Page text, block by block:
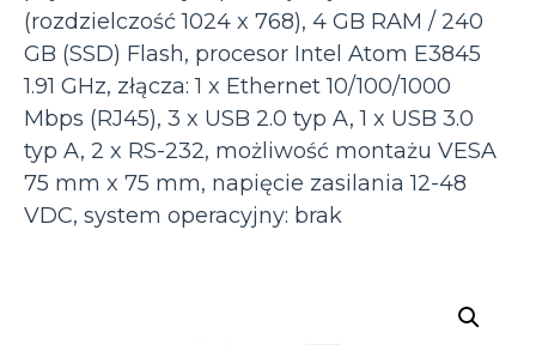
(rozdzielczość 1024 x 768), 4 GB RAM / 240
GB (SSD) Flash, procesor Intel Atom E3845
1.91 GHz, złącza: 1 x Ethernet 10/100/1000
Mbps (RJ45), 3 x USB 2.0 typ A, 1 x USB 3.0
typ A, 2 x RS-232, możliwość montażu VESA
75 mm x 75 mm, napięcie zasilania 12-48
VDC, system operacyjny: brak